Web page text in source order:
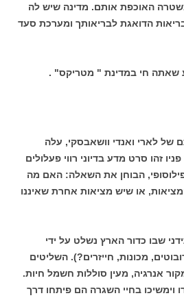
האוכפת אותם. מדינה שיש לה
הדואגת לבריאותך ומערכת סעד
שאתה חי במדינת " מטריקס" .
לארי ואנדי וושאבסקי, עלה
1999. על פניו זהו סרט מדע בדיוני רווי פעלולים
הבוחן את השאלה: האם מה
או שיש מציאות אחרת שאיננו
שבו כדור הארץ נשלט על ידי
מכונות, חייזרים?). השליטים
אנרגיה, מעין סוללות חשמל חיות.
בחיי השגרה הם פיתחו דרך